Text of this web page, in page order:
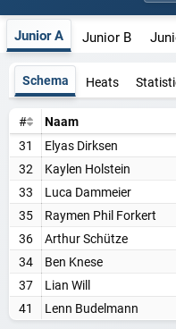
Junior A Junior B
Schema Heats
# Naam
31
Elyas Dirksen
32
Kaylen Holstein
33
Luca Dammeier
35
Raymen Phil Forkert
36
Arthur Schütze
34
Ben Knese
37
Lian Will
41
Lenn Budelmann